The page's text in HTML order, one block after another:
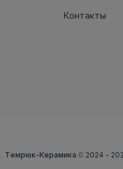
Контакты
Темрюк-Керамика © 2024 -